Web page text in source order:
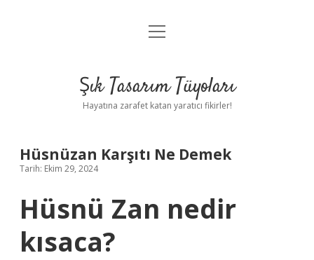
Anasayfa
Yasal Uyarı
menüyü
Şık Tasarım Tüyoları
Hayatına zarafet katan yaratıcı fikirler!
Hüsnüzan Karşıtı Ne Demek
Tarih: Ekim 29, 2024
Hüsnü Zan nedir
kısaca?